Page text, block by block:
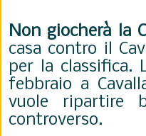
Non giocherà la
casa contro il
per la classifica.
febbraio a
vuole ripartire
controverso.